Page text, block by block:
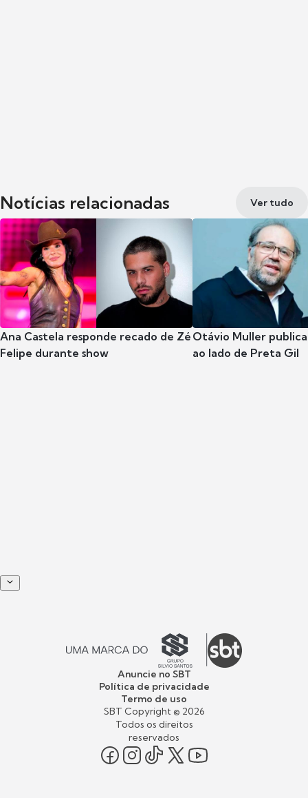
Notícias relacionadas Ver tudo
Ana Castela responde recado de Zé
Felipe durante show
Otávio Muller
ao lado de Preta Gil
Anuncie no SBT
Política de privacidade
Termo de uso
SBT Copyright © 2026
Todos os direitos
reservados